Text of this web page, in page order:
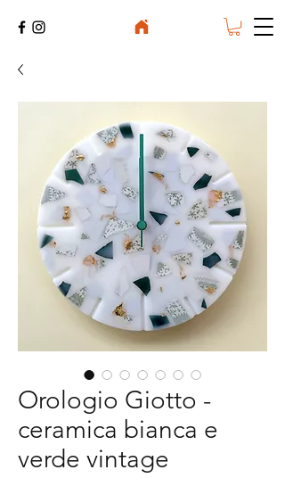
Orologio Giotto -
ceramica bianca e
verde vintage